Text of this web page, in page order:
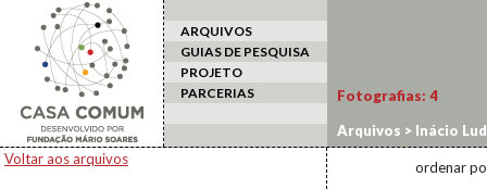
ARQUIVOS
GUIAS DE PESQUISA
PROJETO
PARCERIAS
Voltar aos arquivos
Fotografias: 4
Arquivos > Inácio
ordenar